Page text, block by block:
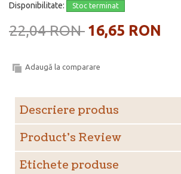
Disponibilitate: Stoc terminat
22,04 RON 16,65 RON
Adaugă la comparare
Descriere produs
Product's Review
Etichete produse